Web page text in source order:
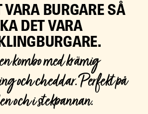
VARA BURGARE SÅ
DET VARA
kombo med krämig
och cheddar. Perfekt på
och i stekpannan.